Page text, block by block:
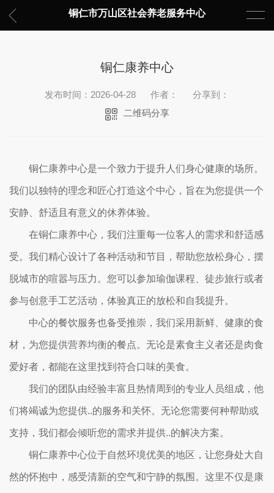
铜仁市万山区社会养老服务中心
铜仁康养中心
发布时间：2026-04-28 作者：
分享到：
二维码分享
铜仁康养中心是一个致力于提升人们身心健康的场所。
我们以独特的理念和匠心打造这个中心，旨在为您提供一个
安静、舒适且有意义的休养体验。
在铜仁康养中心，我们注重每一位客人的需求和舒适感
受。我们精心设计了各种活动和节目，帮助您放松身心，摆
脱城市的喧嚣与压力。您可以参加瑜伽课程、徒步旅行或者
参与创意手工艺活动，体验真正的放松和自我提升。
中心的餐饮服务也备受推崇，我们采用新鲜、健康的食
材，为您提供营养均衡的餐点。无论是素食主义者还是肉食
爱好者，都能在这里找到符合口味的美食。
我们的团队由经验丰富且热情周到的专业人员组成，他
们将竭诚为您提供..的服务和关怀。无论您需要何种帮助或
支持，我们都会倾听您的需求并提供..的解决方案。
铜仁康养中心位于自然环境优美的地区，让您身处大自
然的怀抱中，感受清新的空气和宁静的氛围。这里不仅是康